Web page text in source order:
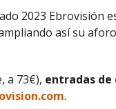
2023 Ebrovisión
así su
a 73€), entradas de
.